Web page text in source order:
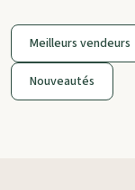
Meilleurs vendeurs
Nouveautés